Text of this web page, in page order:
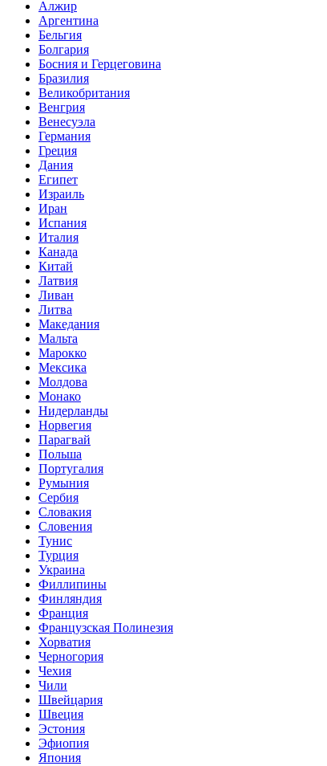
Алжир
Аргентина
Бельгия
Болгария
Босния и Герцеговина
Бразилия
Великобритания
Венгрия
Венесуэла
Германия
Греция
Дания
Египет
Израиль
Иран
Испания
Италия
Канада
Китай
Латвия
Ливан
Литва
Македания
Мальта
Марокко
Мексика
Молдова
Монако
Нидерланды
Норвегия
Парагвай
Польша
Португалия
Румыния
Сербия
Словакия
Словения
Тунис
Турция
Украина
Филлипины
Финляндия
Франция
Французская Полинезия
Хорватия
Черногория
Чехия
Чили
Швейцария
Швеция
Эстония
Эфиопия
Япония